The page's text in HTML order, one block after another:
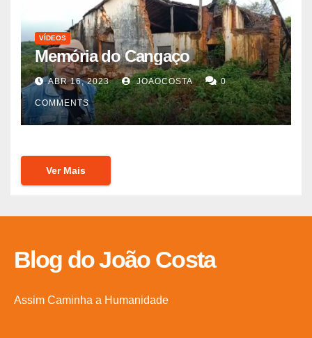
VÍDEOS
Memória do Cangaço
ABR 16, 2023 JOAOCOSTA 0
COMMENTS
Ver Mais
Blog do João Costa
Assim Caminha a Humanidade